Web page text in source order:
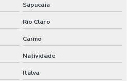
Sapucaia
Rio Claro
Carmo
Natividade
Italva